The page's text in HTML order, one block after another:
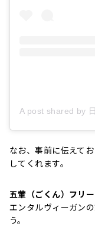
なお、事前に伝えてお
してくれます。
五葷（ごくん）フリ
エンタルヴィーガン
う。